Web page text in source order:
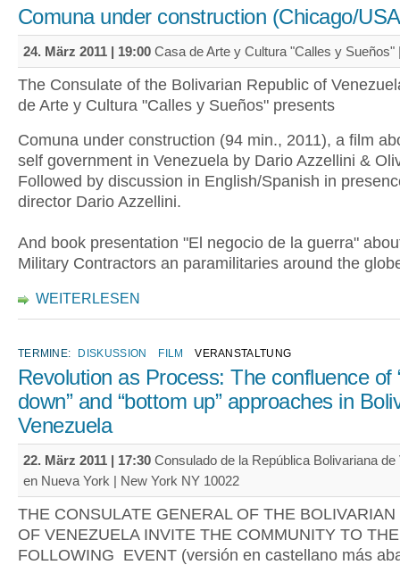
Comuna under construction (Chicago/
24. März 2011 | 19:00 Casa de Arte y Cultura "Calles y Sueños"
The Consulate of the Bolivarian Republic of
de Arte y Cultura "Calles y Sueños" presents
Comuna under construction (94 min., 2011), a film
self government in Venezuela by Dario Azzellini &
Followed by discussion in English/Spanish in
director Dario Azzellini.
And book presentation "El negocio de la guerra"
Military Contractors an paramilitaries around the
WEITERLESEN
TERMINE: DISKUSSION FILM VERANSTALTUNG
Revolution as Process: The confluence of
down” and “bottom up” approaches in
Venezuela
22. März 2011 | 17:30 Consulado de la República Bolivariana de
en Nueva York | New York NY 10022
THE CONSULATE GENERAL OF THE
OF VENEZUELA INVITE THE COMMUNITY TO THE
FOLLOWING EVENT (versión en castellano más